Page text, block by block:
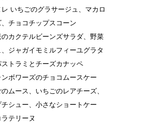
いちごのグラサージュ、マカロ
、チョコチップスコーン
カクテルビーンズサラダ、野菜
ジャガイモミルフィーユグラタ
ストラミとチーズカナッペ
ボワーズのチョコムースケー
ムース、いちごのレアチーズ、
シュー、小さなショートケー
テリーヌ